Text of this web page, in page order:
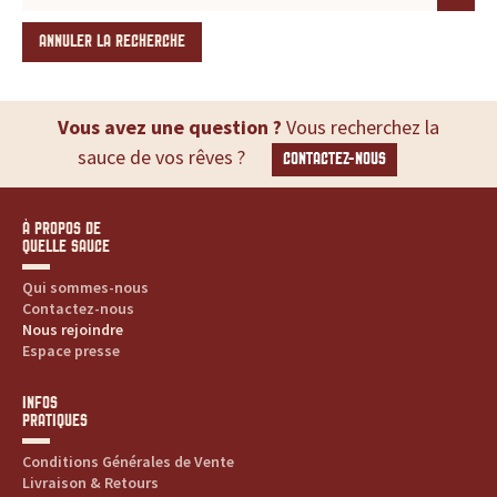
ANNULER LA RECHERCHE
Vous avez une question ? Vous recherchez la
sauce de vos rêves ?
CONTACTEZ-NOUS
À PROPOS DE
QUELLE SAUCE
Qui sommes-nous
Contactez-nous
Nous rejoindre
Espace presse
INFOS
PRATIQUES
Conditions Générales de Vente
Livraison & Retours